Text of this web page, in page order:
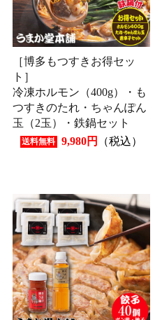
［博多もつすきお得セッ
ト］
冷凍ホルモン（400g）・も
つすきのたれ・ちゃんぽん
玉（2玉）・鉄鍋セット
送料無料 9,980円 （税込）